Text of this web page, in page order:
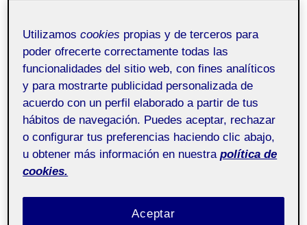
digitales tienen muchas ventajas en cuanto a
actualización de la info, disponibilidad, contenido
ilimitado… pero a mí personalmente me resulta
mucho más atractivo a nivel lector como se
estructura el formato tradicional.
El diseño utilizado ha sido mediante una retícula de
12 columnas, tratando de mantener los mismos
Los titulares de las noticias juegan con distintos
Utilizamoscookies propias y de terceros para
poder ofrecerte correctamente todas las
funcionalidades del sitio web, con fines analíticos
y para mostrarte publicidad personalizada de
acuerdo con un perfil elaborado a partir de tus
hábitos de navegación. Puedes aceptar, rechazar
o configurar tus preferencias haciendo clic abajo,
u obtener más información en nuestra política de
cookies.
Aceptar